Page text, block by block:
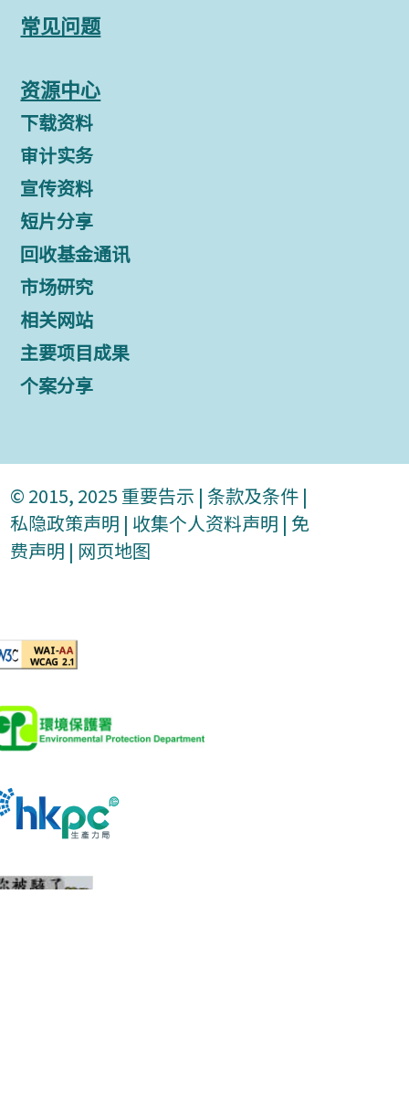
常见问题
资源中心
下载资料
审计实务
宣传资料
短片分享
回收基金通讯
市场研究
相关网站
主要项目成果
个案分享
© 2015, 2025 重要告示 | 条款及条件 |
私隐政策声明 | 收集个人资料声明 | 免
费声明 | 网页地图